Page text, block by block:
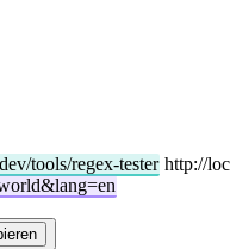
tools/regex-tester http://